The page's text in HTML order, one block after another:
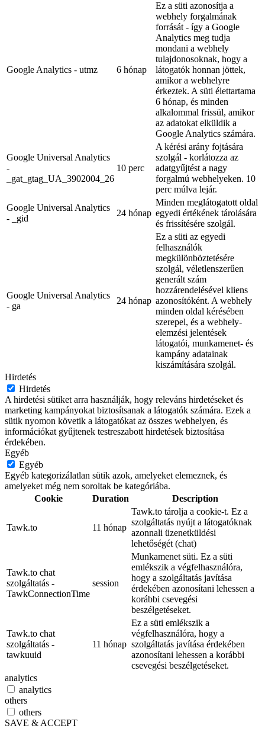
Google Analytics - utmz 6 hónap
Ez a süti azonosítja a
webhely forgalmának
forrását - így a Google
Analytics meg tudja
mondani a webhely
tulajdonosoknak, hogy a
látogatók honnan jöttek,
amikor a webhelyre
érkeztek. A süti élettartama
6 hónap, és minden
alkalommal frissül, amikor
az adatokat elküldik a
Google Analytics számára.
Google Universal Analytics
-
_gat_gtag_UA_3902004_26
10 perc
A kérési arány fojtására
szolgál - korlátozza az
adatgyűjtést a nagy
forgalmú webhelyeken. 10
perc múlva lejár.
Google Universal Analytics
- _gid
24 hónap
Minden meglátogatott oldal
egyedi értékének tárolására
és frissítésére szolgál.
Google Universal Analytics
- ga
24 hónap
Ez a süti az egyedi
felhasználók
megkülönböztetésére
szolgál, véletlenszerűen
generált szám
hozzárendelésével kliens
azonosítóként. A webhely
minden oldal kérésében
szerepel, és a webhely-
elemzési jelentések
látogatói, munkamenet- és
kampány adatainak
kiszámítására szolgál.
Hirdetés
Hirdetés
A hirdetési sütiket arra használják, hogy releváns hirdetéseket és
marketing kampányokat biztosítsanak a látogatók számára. Ezek a
sütik nyomon követik a látogatókat az összes webhelyen, és
információkat gyűjtenek testreszabott hirdetések biztosítása
érdekében.
Egyéb
Egyéb
Egyéb kategorizálatlan sütik azok, amelyeket elemeznek, és
amelyeket még nem soroltak be kategóriába.
Cookie
Duration Description
Tawk.to 11 hónap
Tawk.to tárolja a cookie-t. Ez a
szolgáltatás nyújt a látogatóknak
azonnali üzenetküldési
lehetőségét (chat)
Tawk.to chat
szolgáltatás -
TawkConnectionTime
session
Munkamenet süti. Ez a süti
emlékszik a végfelhasználóra,
hogy a szolgáltatás javítása
érdekében azonosítani lehessen a
korábbi csevegési
beszélgetéseket.
Tawk.to chat
szolgáltatás -
tawkuuid
11 hónap
Ez a süti emlékszik a
végfelhasználóra, hogy a
szolgáltatás javítása érdekében
azonosítani lehessen a korábbi
csevegési beszélgetéseket.
analytics
analytics
others
others
SAVE & ACCEPT